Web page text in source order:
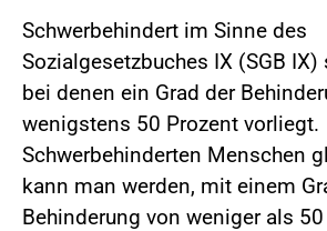
Schwerbehindert im Sinne des
Sozialgesetzbuches IX (SGB
bei denen ein Grad der
wenigstens 50 Prozent vorliegt.
Schwerbehinderten Menschen
kann man werden, mit einem
Behinderung von weniger als